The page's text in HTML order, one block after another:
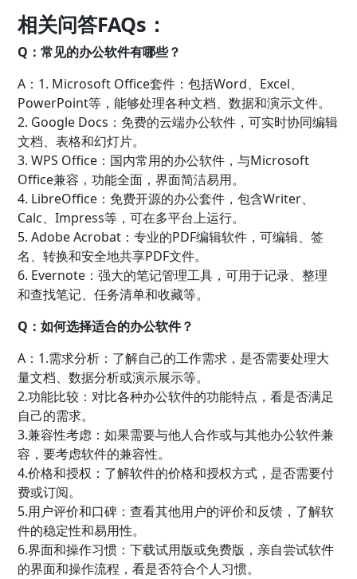
相关问答FAQs：
Q：常见的办公软件有哪些？
A：1. Microsoft Office套件：包括Word、Excel、
PowerPoint等，能够处理各种文档、数据和演示文件。
2. Google Docs：免费的云端办公软件，可实时协同编辑
文档、表格和幻灯片。
3. WPS Office：国内常用的办公软件，与Microsoft
Office兼容，功能全面，界面简洁易用。
4. LibreOffice：免费开源的办公套件，包含Writer、
Calc、Impress等，可在多平台上运行。
5. Adobe Acrobat：专业的PDF编辑软件，可编辑、签
名、转换和安全地共享PDF文件。
6. Evernote：强大的笔记管理工具，可用于记录、整理
和查找笔记、任务清单和收藏等。
Q：如何选择适合的办公软件？
A：1.需求分析：了解自己的工作需求，是否需要处理大
量文档、数据分析或演示展示等。
2.功能比较：对比各种办公软件的功能特点，看是否满足
自己的需求。
3.兼容性考虑：如果需要与他人合作或与其他办公软件兼
容，要考虑软件的兼容性。
4.价格和授权：了解软件的价格和授权方式，是否需要付
费或订阅。
5.用户评价和口碑：查看其他用户的评价和反馈，了解软
件的稳定性和易用性。
6.界面和操作习惯：下载试用版或免费版，亲自尝试软件
的界面和操作流程，看是否符合个人习惯。